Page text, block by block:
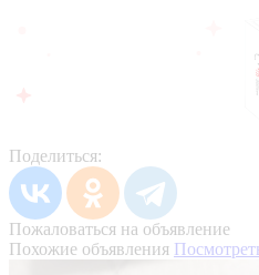
Поделиться:
Пожаловаться на объявление
Похожие объявления